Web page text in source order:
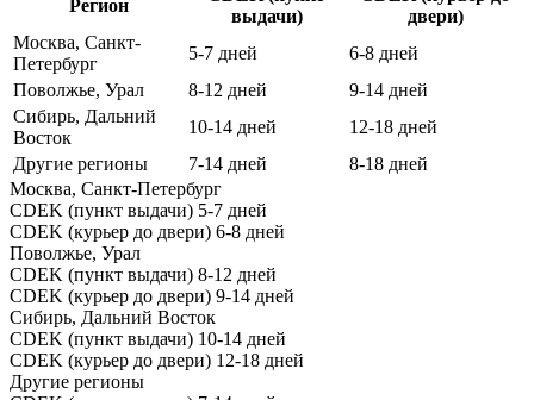
Регион
выдачи)
двери)
Москва, Санкт-
Петербург
5-7 дней
6-8 дней
Поволжье, Урал
8-12 дней
9-14 дней
Сибирь, Дальний
Восток
10-14 дней
12-18 дней
Другие регионы
7-14 дней
8-18 дней
Москва, Санкт-Петербург
CDEK (пункт выдачи) 5-7 дней
CDEK (курьер до двери) 6-8 дней
Поволжье, Урал
CDEK (пункт выдачи) 8-12 дней
CDEK (курьер до двери) 9-14 дней
Сибирь, Дальний Восток
CDEK (пункт выдачи) 10-14 дней
CDEK (курьер до двери) 12-18 дней
Другие регионы